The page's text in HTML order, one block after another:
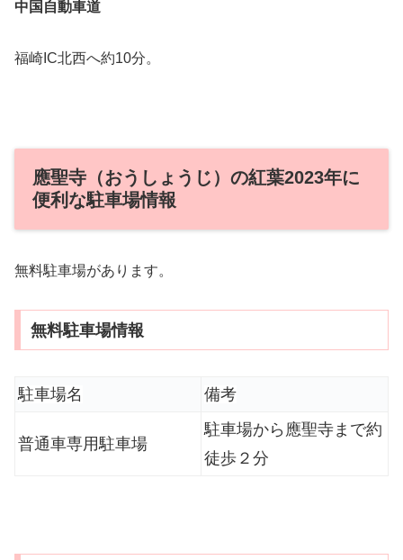
中国自動車道
福崎IC北西へ約10分。
應聖寺（おうしょうじ）の紅葉2023年に
便利な駐車場情報
無料駐車場があります。
無料駐車場情報
駐車場名 備考
普通車専用駐車場
駐車場から應聖寺まで約
徒歩２分